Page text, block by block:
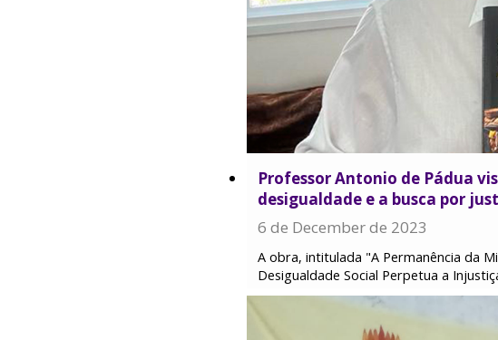
Professor Antonio de Pádua
desigualdade e a busca por
6 de December de 2023
A obra, intitulada "A Permanência da
Desigualdade Social Perpetua a